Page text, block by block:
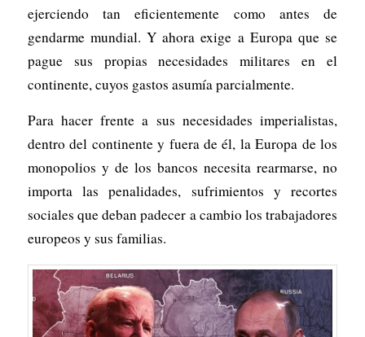
ejerciendo tan eficientemente como antes de
gendarme mundial. Y ahora exige a Europa que se
pague sus propias necesidades militares en el
continente, cuyos gastos asumía parcialmente.
Para hacer frente a sus necesidades imperialistas,
dentro del continente y fuera de él, la Europa de los
monopolios y de los bancos necesita rearmarse, no
importa las penalidades, sufrimientos y recortes
sociales que deban padecer a cambio los trabajadores
europeos y sus familias.